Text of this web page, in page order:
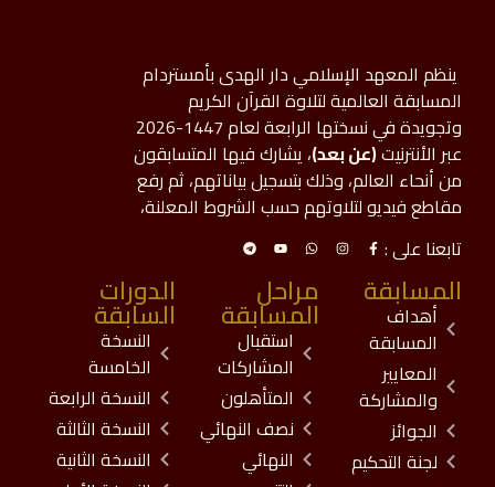
ينظم المعهد الإسلامي دار الهدى بأمستردام
المسابقة العالمية لتلاوة القرآن الكريم
وتجويدة في نسختها الرابعة لعام 1447-2026
عبر الأنترنيت(عن بعد)، يشارك فيها المتسابقون
من أنحاء العالم، وذلك بتسجيل بياناتهم، ثم رفع
مقاطع فيديو لتلاوتهم حسب الشروط المعلنة،
تابعنا على :
المسابقة
أهداف
المسابقة
المعايير
والمشاركة
الجوائز
لجنة التحكيم
مراحل
المسابقة
استقبال
المشاركات
المتأهلون
نصف النهائي
النهائي
الدورات
السابقة
النسخة
الخامسة
النسخة الرابعة
النسخة الثالثة
النسخة الثانية